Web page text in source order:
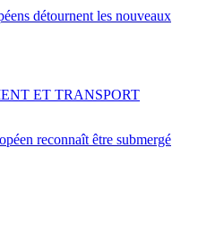
détournent les nouveaux
reconnaît être submergé
ET TRANSPORT